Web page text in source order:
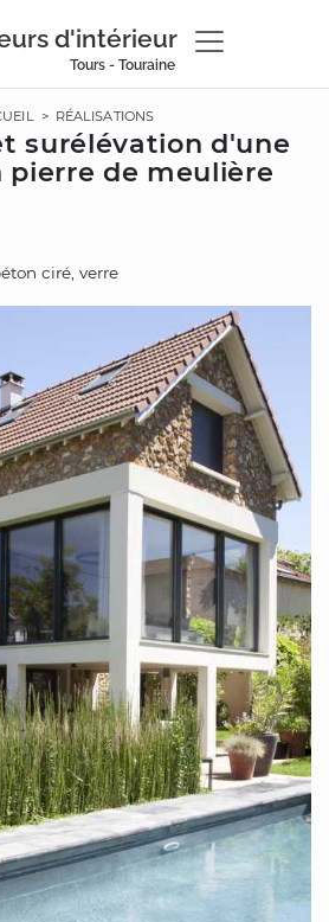
d'intérieur
Tours - Touraine
> RÉALISATIONS
surélévation d'une
pierre de meulière
ciré, verre